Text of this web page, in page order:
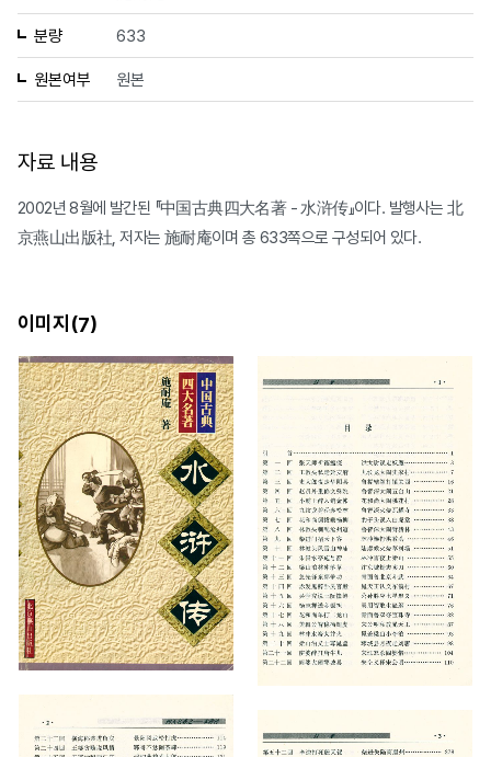
분량 633
원본여부 원본
자료 내용
2002년 8월에 발간된 『中国古典四大名著 - 水浒传』이다. 발행사는 北
京燕山出版社, 저자는 施耐庵이며 총 633쪽으로 구성되어 있다.
이미지(7)